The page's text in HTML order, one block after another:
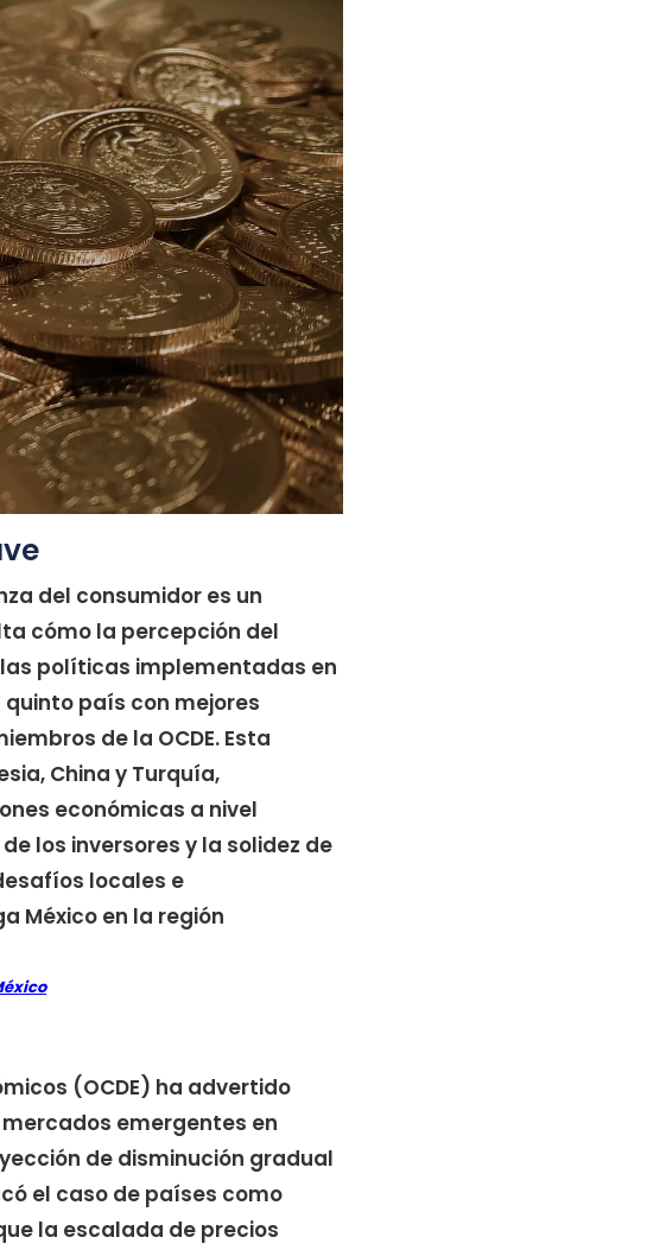
del consumidor es un
cómo la percepción del
políticas implementadas en
país con mejores
de la OCDE. Esta
China y Turquía,
económicas a nivel
los inversores y la solidez de
locales e
México en la región
(OCDE) ha advertido
emergentes en
de disminución gradual
el caso de países como
la escalada de precios